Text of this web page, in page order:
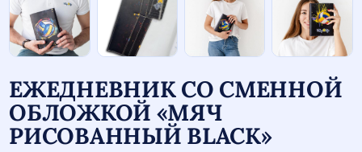
ЕЖЕДНЕВНИК СО СМЕННОЙ
ОБЛОЖКОЙ «МЯЧ
РИСОВАННЫЙ BLACK»